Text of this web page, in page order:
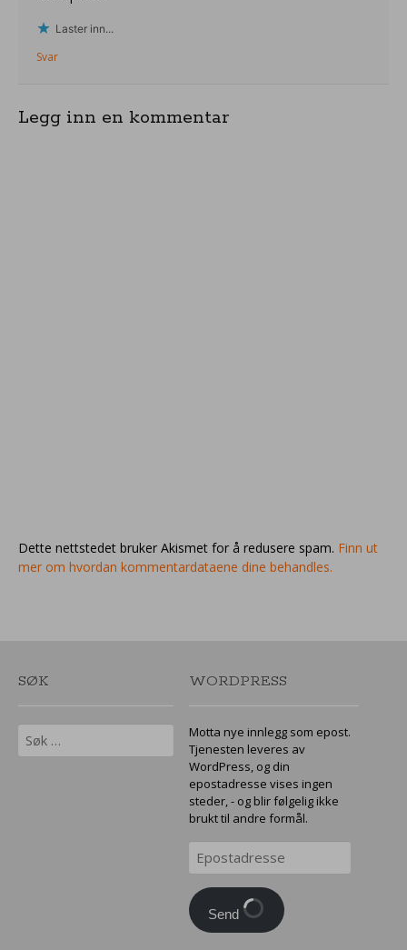
Laster inn...
Svar
Legg inn en kommentar
Dette nettstedet bruker Akismet for å redusere spam. Finn ut
mer om hvordan kommentardataene dine behandles.
SØK
Søk
etter:
WORDPRESS
Motta nye innlegg som epost.
Tjenesten leveres av
WordPress, og din
epostadresse vises ingen
steder, - og blir følgelig ikke
brukt til andre formål.
Epostadresse
Send